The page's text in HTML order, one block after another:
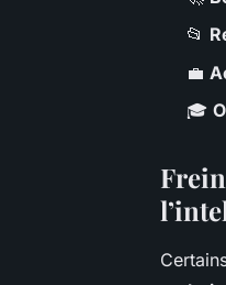
📂
💼
🎓